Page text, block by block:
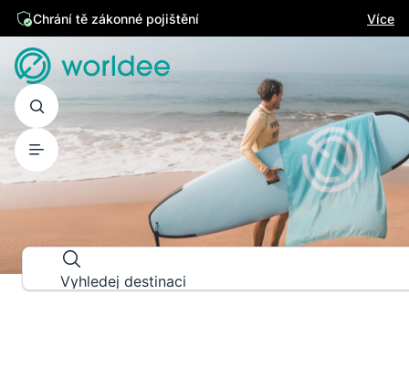
Chrání tě zákonné pojištění Více
PRŮVODCE DESTINACEMI
Prozkoumej svět do posledního
Vyhledej destinaci